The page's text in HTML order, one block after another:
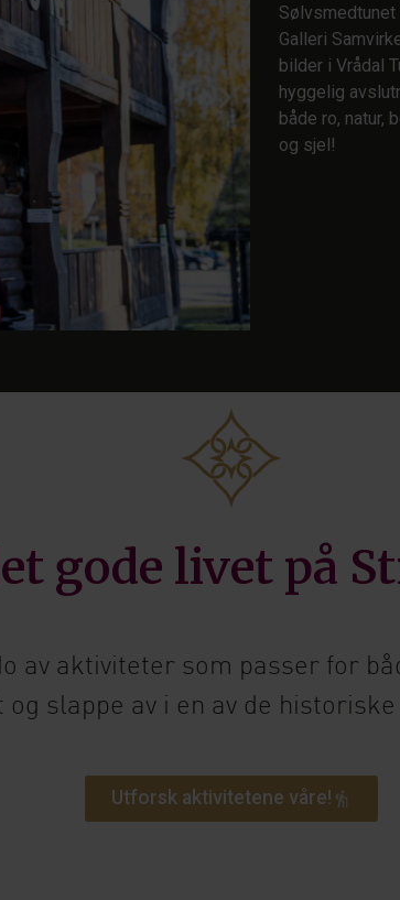
Sølvsmedtunet
Galleri
bilder i Vrådal
hyggelig
både ro, natur,
og sjel!
gode livet på
av aktiviteter som passer for
slappe av i en av de
Utforsk aktivitetene våre!